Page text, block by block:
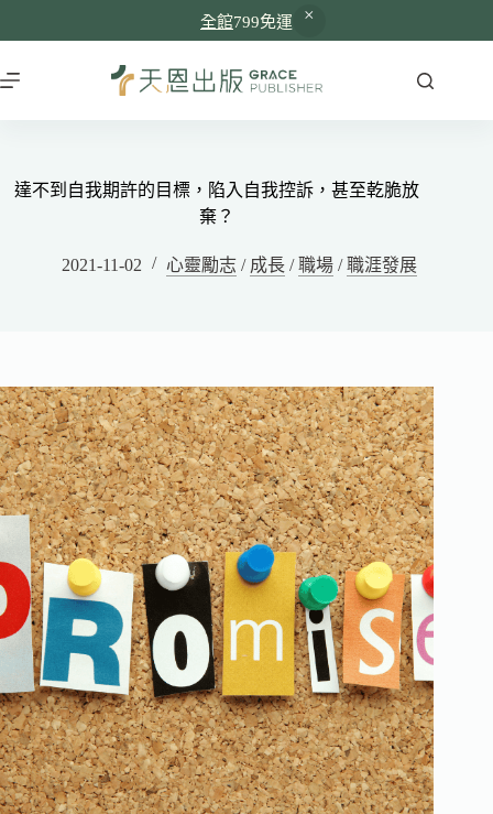
全館799免運
達不到自我期許的目標，陷入自我控訴，甚至乾脆放
棄？
2021-11-02 心靈勵志/ 成長/職場/職涯發展